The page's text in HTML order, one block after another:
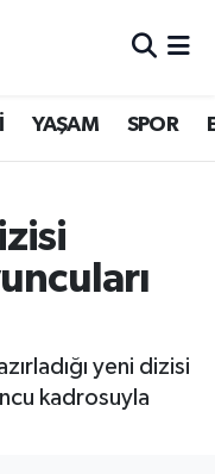
YAŞAM SPOR
yeni dizisi
kadrosuyla